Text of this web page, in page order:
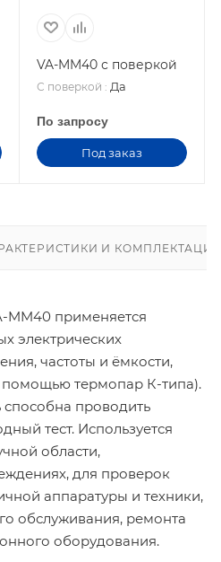
VA-MM40 с поверкой
С поверкой : Да
По запросу
Под заказ
И КОМПЛЕКТАЦИЯ
применяется
электрических
частоты и ёмкости,
помощью термопар К-типа).
проводить
тест. Используется
области,
для проверок
аппаратуры и техники,
обслуживания, ремонта
оборудования.